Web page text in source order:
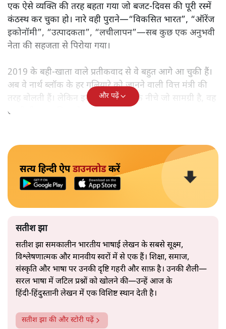
एक ऐसे व्यक्ति की तरह बहता गया जो बजट‑दिवस की पूरी रस्में
कंठस्थ कर चुका हो। नारे वही पुराने—“विकसित भारत”, “ऑरेंज
इकोनॉमी”, “उत्पादकता”, “लचीलापन”—सब कुछ एक अनुभवी
नेता की सहजता से पिरोया गया।
2019 के बही‑खाता वाले प्रतीकवाद से वे बहुत आगे आ चुकी हैं।
अब वे नार्थ ब्लॉक के हर गलियारे को जानने वाली वित्त मंत्री की
तरह बोलती हैं। लेकिन इस आत्मविश्वास के नीचे जो सामग्री है, वह
उतनी ही अनुमानित और दोहराव भरी।
और पढ़ें
सत्य हिन्दी ऐपडाउनलोडकरें
सतीश झा
सतीश झा समकालीन भारतीय भाषाई लेखन के सबसे सूक्ष्म,
विश्लेषणात्मक और मानवीय स्वरों में से एक हैं। शिक्षा, समाज,
संस्कृति और भाषा पर उनकी दृष्टि गहरी और साफ़ है। उनकी शैली—
सरल भाषा में जटिल प्रश्नों को खोलने की—उन्हें आज के
हिंदी‑हिंदुस्तानी लेखन में एक विशिष्ट स्थान देती है।
सतीश झा की और स्टोरी पढ़ें